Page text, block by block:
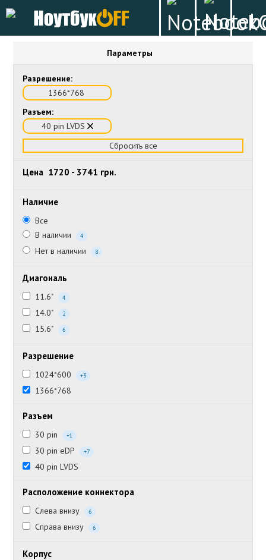
Параметры
Разрешение:
1366*768
Разъем:
40 pin LVDS
Сбросить все
Цена 1720 - 3741 грн.
Наличие
Все
В наличии
4
Нет в наличии 8
Диагональ
11.6" 4
14.0" 2
15.6" 6
Разрешение
1024*600 +3
1366*768
Разъем
30 pin +1
30 pin eDP +7
40 pin LVDS
Расположение коннектора
Слева внизу 6
Справа внизу 6
Корпус